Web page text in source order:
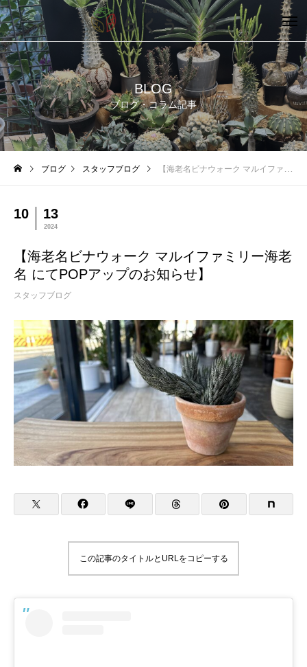
BLOG
ブログ・コラム記事
ブログ スタッフブログ 【海老名ビナウォーク マルイファミリー海老名 にてPOPアップのお知らせ】
10 13
2024
【海老名ビナウォーク マルイファミリー海老
名 にてPOPアップのお知らせ】
スタッフブログ
この記事のタイトルとURLをコピーする